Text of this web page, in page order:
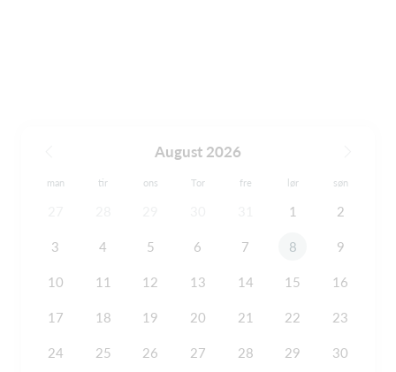
August 2026
man tir ons Tor fre lør søn
1 2
3 4 5 6 7 8 9
10 11 12 13 14 15 16
17 18 19 20 21 22 23
24 25 26 27 28 29 30